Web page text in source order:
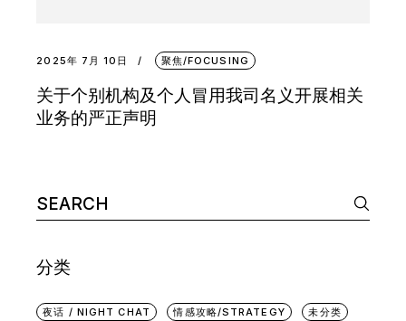
2025年 7月 10日 聚焦/FOCUSING
关于个别机构及个人冒用我司名义开展相关
业务的严正声明
Search
for:
分类
夜话 / NIGHT CHAT 情感攻略/STRATEGY 未分类